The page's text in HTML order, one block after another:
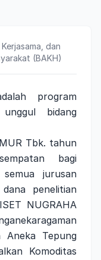
dan
(BAKH)
program
bidang
Tbk. tahun
bagi
jurusan
penelitian
NUGRAHA
Aneka Tepung
Komoditas